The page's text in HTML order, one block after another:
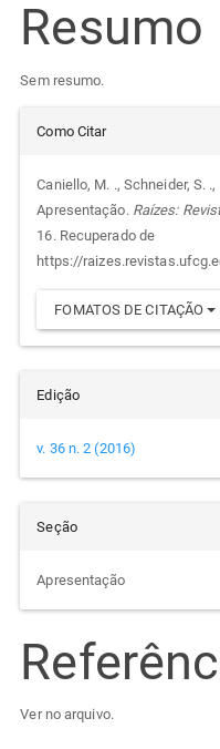
principal
Resumo
Sem resumo.
Detalhes
do
artigo
Como Citar
Caniello, M. ., Schneider, S.
Apresentação. Raízes:
16. Recuperado de
https://
FOMATOS DE CITAÇÃO
Edição
v. 36 n. 2 (2016)
Seção
Apresentação
Ver no arquivo.